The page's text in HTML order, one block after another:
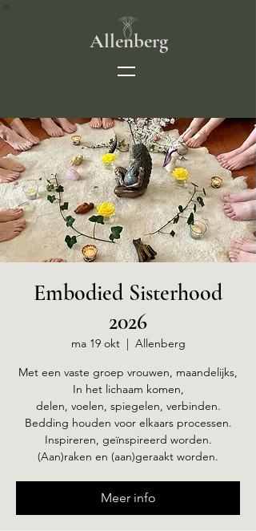
Allenberg
Embodied Sisterhood
2026
ma 19 okt
  |
Allenberg
Met een vaste groep vrouwen, maandelijks,
In het lichaam komen,
delen, voelen, spiegelen, verbinden.
Bedding houden voor elkaars processen.
Inspireren, geïnspireerd worden.
(Aan)raken en (aan)geraakt worden.
Meer info